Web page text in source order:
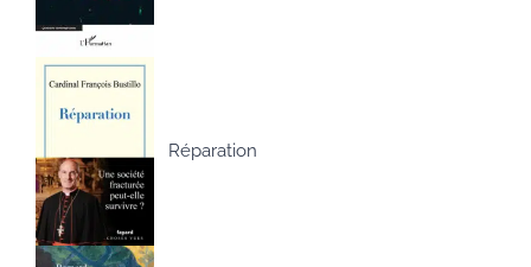
Réparation